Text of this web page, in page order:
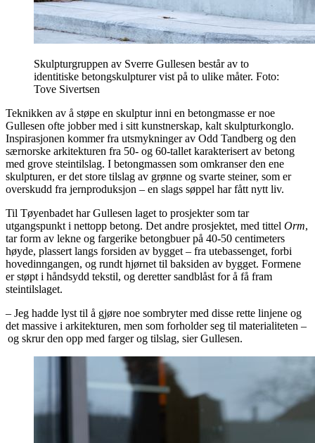
Skulpturgruppen av Sverre Gullesen består av to
identitiske betongskulpturer vist på to ulike måter. Foto:
Tove Sivertsen
Teknikken av å støpe en skulptur inni en betongmasse er noe
Gullesen ofte jobber med i sitt kunstnerskap, kalt skulpturkonglo.
Inspirasjonen kommer fra utsmykninger av Odd Tandberg og den
særnorske arkitekturen fra 50- og 60-tallet karakterisert av betong
med grove steintilslag. I betongmassen som omkranser den ene
skulpturen, er det store tilslag av grønne og svarte steiner, som er
overskudd fra jernproduksjon – en slags søppel har fått nytt liv.
Til Tøyenbadet har Gullesen laget to prosjekter som tar
utgangspunkt i nettopp betong. Det andre prosjektet, med tittel Orm,
tar form av lekne og fargerike betongbuer på 40-50 centimeters
høyde, plassert langs forsiden av bygget – fra utebassenget, forbi
hovedinngangen, og rundt hjørnet til baksiden av bygget. Formene
er støpt i håndsydd tekstil, og deretter sandblåst for å få fram
steintilslaget.
– Jeg hadde lyst til å gjøre noe sombryter med disse rette linjene og
det massive i arkitekturen, men som forholder seg til materialiteten –
og skrur den opp med farger og tilslag, sier Gullesen.